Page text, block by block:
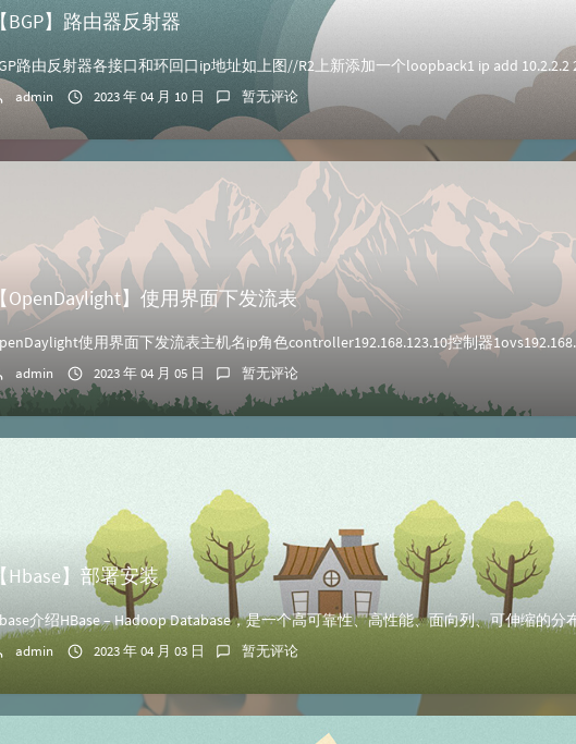
【BGP】路由器反射器
admin 2023 年 04 月 10 日 暂无评论
【OpenDaylight】使用界面下发流表
admin 2023 年 04 月 05 日 暂无评论
【Hbase】部署安装
admin 2023 年 04 月 03 日 暂无评论